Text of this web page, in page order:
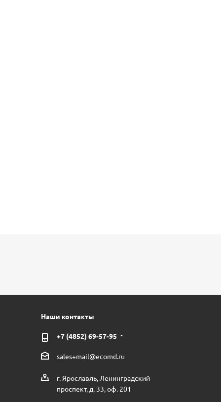
Наши контакты
+7 (4852) 69-57-95
sales+mail@ecomd.ru
г. Ярославль, Ленинградский
проспект, д. 33, оф. 201